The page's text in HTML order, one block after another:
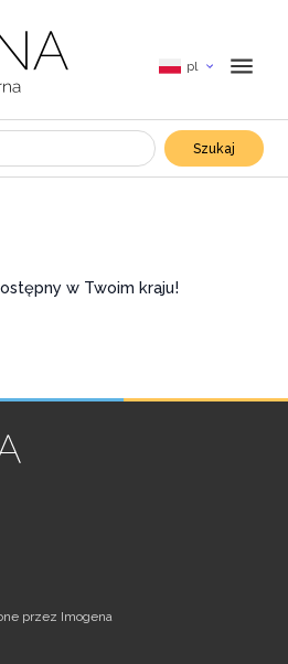
pl
Szukaj
w Twoim kraju!
przez Imogena